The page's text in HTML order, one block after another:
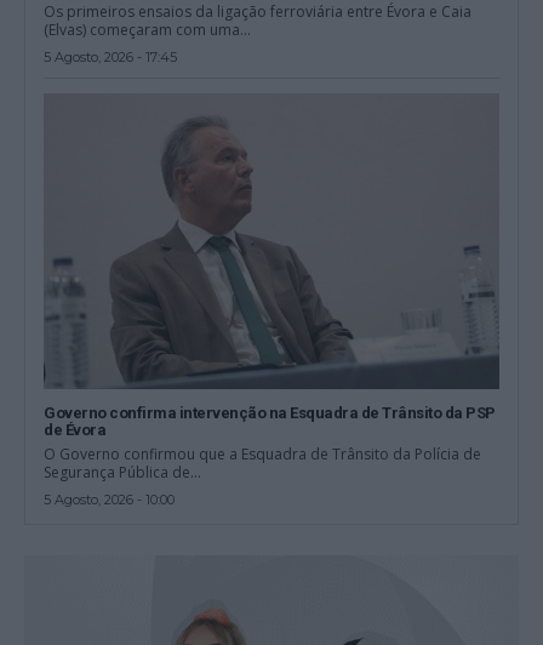
Os primeiros ensaios da ligação ferroviária entre Évora e Caia
(Elvas) começaram com uma...
5 Agosto, 2026 - 17:45
Governo confirma intervenção na Esquadra de Trânsito da PSP
de Évora
O Governo confirmou que a Esquadra de Trânsito da Polícia de
Segurança Pública de...
5 Agosto, 2026 - 10:00